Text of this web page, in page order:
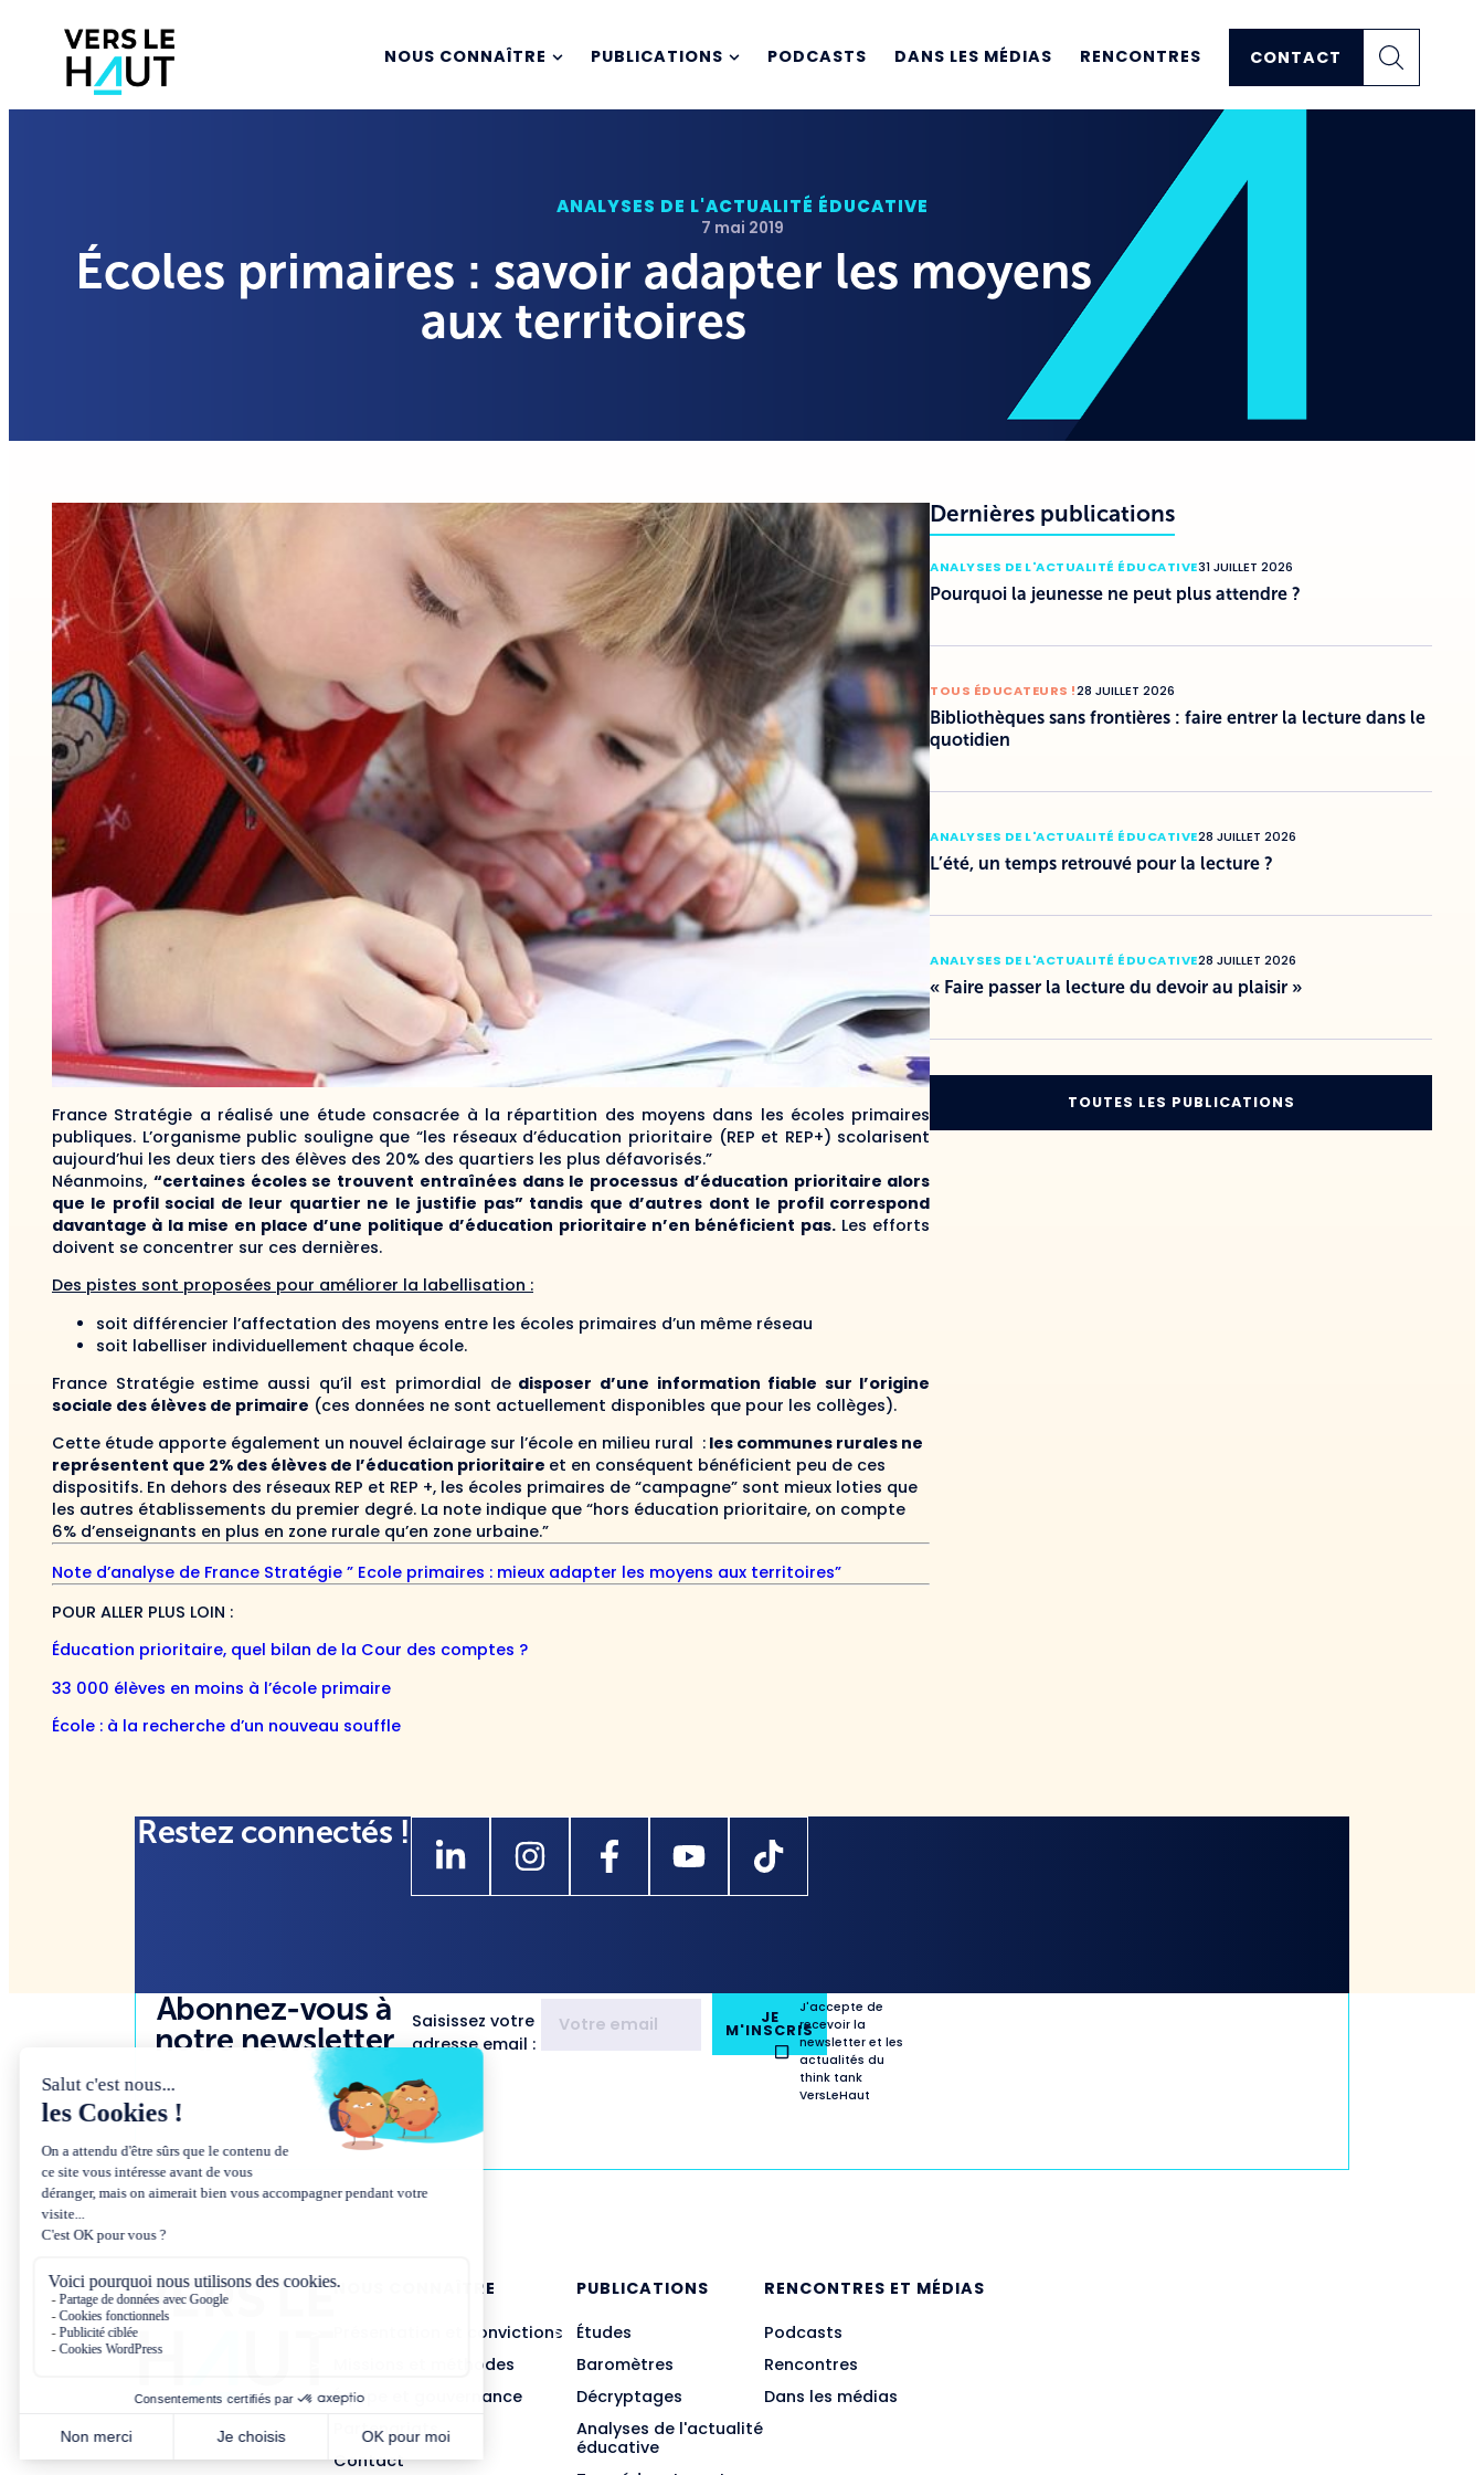
NOUS CONNAÎTRE PUBLICATIONS PODCASTS DANS LES MÉDIAS RENCONTRES CONTACT
ANALYSES DE L'ACTUALITÉ ÉDUCATIVE
7 mai 2019
Écoles primaires : savoir adapter les moyens
aux territoires
France Stratégie a réalisé une étude consacrée à la répartition des moyens dans les écoles primaires
publiques. L’organisme public souligne que “les réseaux d’éducation prioritaire (REP et REP+) scolarisent
aujourd’hui les deux tiers des élèves des 20% des quartiers les plus défavorisés.”
Néanmoins, “certaines écoles se trouvent entraînées dans le processus d’éducation prioritaire alors
que le profil social de leur quartier ne le justifie pas” tandis que d’autres dont le profil correspond
davantage à la mise en place d’une politique d’éducation prioritaire n’en bénéficient pas.Les efforts
doivent se concentrer sur ces dernières.
Des pistes sont proposées pour améliorer la labellisation :
soit différencier l’affectation des moyens entre les écoles primaires d’un même réseau
soit labelliser individuellement chaque école.
France Stratégie estime aussi qu’il est primordial dedisposer d’une information fiable sur l’origine
sociale des élèves de primaire (ces données ne sont actuellement disponibles que pour les collèges).
Cette étude apporte également un nouvel éclairage sur l’école en milieu rural : les communes rurales ne
représentent que 2% des élèves de l’éducation prioritaire et en conséquent bénéficient peu de ces
dispositifs. En dehors des réseaux REP et REP +, les écoles primaires de “campagne” sont mieux loties que
les autres établissements du premier degré. La note indique que “hors éducation prioritaire, on compte
6% d’enseignants en plus en zone rurale qu’en zone urbaine.”
Note d’analyse de France Stratégie ” Ecole primaires : mieux adapter les moyens aux territoires”
POUR ALLER PLUS LOIN :
Éducation prioritaire, quel bilan de la Cour des comptes ?
33 000 élèves en moins à l’école primaire
École : à la recherche d’un nouveau souffle
Dernières publications
ANALYSES DE L'ACTUALITÉ ÉDUCATIVE31 JUILLET 2026
Pourquoi la jeunesse ne peut plus attendre ?
TOUS ÉDUCATEURS !28 JUILLET 2026
Bibliothèques sans frontières : faire entrer la lecture dans le
quotidien
ANALYSES DE L'ACTUALITÉ ÉDUCATIVE28 JUILLET 2026
L’été, un temps retrouvé pour la lecture ?
ANALYSES DE L'ACTUALITÉ ÉDUCATIVE28 JUILLET 2026
« Faire passer la lecture du devoir au plaisir »
TOUTES LES PUBLICATIONS
Restez connectés !
Abonnez-vous à
notre newsletter
Saisissez votre
adresse email :
JE
M'INSCRIS
J'accepte de
recevoir la
newsletter et les
actualités du
think tank
VersLeHaut
NOUS CONNAÎTRE
Présentation et convictions
Missions et méthodes
Équipe et gouvernance
Partenariats
Contact
PUBLICATIONS
Études
Baromètres
Décryptages
Analyses de l'actualité
éducative
RENCONTRES ET MÉDIAS
Podcasts
Rencontres
Dans les médias